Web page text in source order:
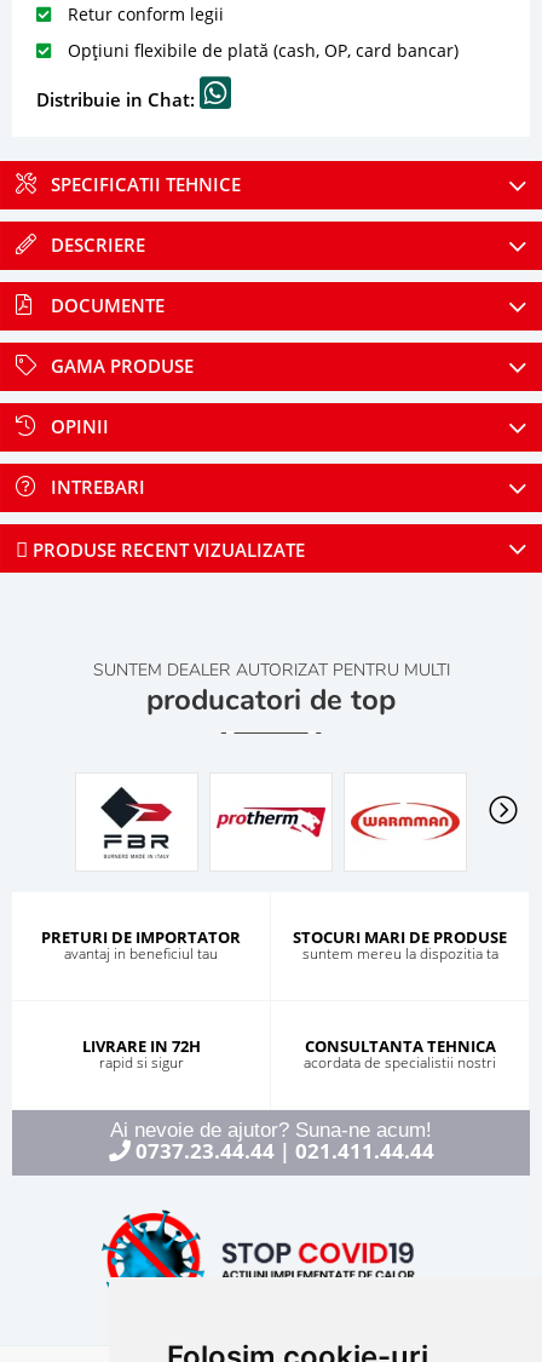
Retur conform legii
Opțiuni flexibile de plată (cash, OP, card bancar)
Distribuie in Chat:
SPECIFICATII TEHNICE
DESCRIERE
DOCUMENTE
GAMA PRODUSE
OPINII
INTREBARI
PRODUSE RECENT VIZUALIZATE
SUNTEM DEALER AUTORIZAT PENTRU MULTI
producatori de top
PRETURI DE IMPORTATOR
avantaj in beneficiul tau
STOCURI MARI DE PRODUSE
suntem mereu la dispozitia ta
LIVRARE IN 72H
rapid si sigur
CONSULTANTA TEHNICA
acordata de specialistii nostri
Ai nevoie de ajutor? Suna-ne acum!
0737.23.44.44| 021.411.44.44